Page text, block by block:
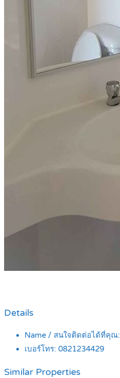
Details
Name / สนใจติดต่อได้ที่คุณ:
เบอร์โทร: 0821234429
Similar Properties